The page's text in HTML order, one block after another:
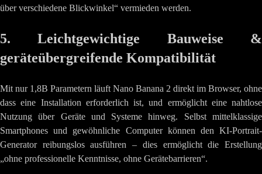
über verschiedene Blickwinkel“ vermieden werden.
5. Leichtgewichtige Bauweise &
geräteübergreifende Kompatibilität
Mit nur 1,8B Parametern läuft Nano Banana 2 direkt im Browser, ohne
dass eine Installation erforderlich ist, und ermöglicht eine nahtlose
Nutzung über Geräte und Systeme hinweg. Selbst mittelklassige
Smartphones und gewöhnliche Computer können den KI-Portrait-
Generator reibungslos ausführen – dies ermöglicht die Erstellung
„ohne professionelle Kenntnisse, ohne Gerätebarrieren“.